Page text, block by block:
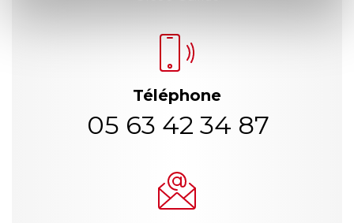
Téléphone
05 63 42 34 87